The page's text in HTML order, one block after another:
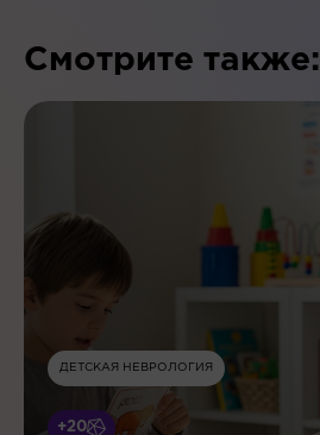
Смотрите также:
ДЕТСКАЯ НЕВРОЛОГИЯ
+20